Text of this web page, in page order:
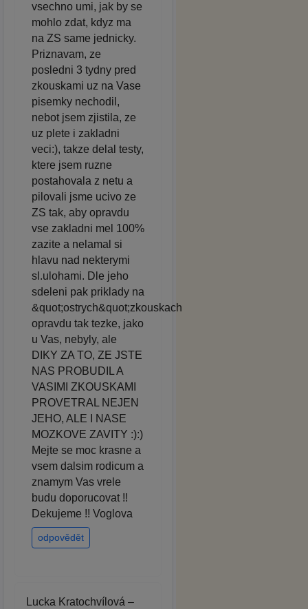
vsechno umi, jak by se
mohlo zdat, kdyz ma
na ZS same jednicky.
Priznavam, ze
posledni 3 tydny pred
zkouskami uz na Vase
pisemky nechodil,
nebot jsem zjistila, ze
uz plete i zakladni
veci:), takze delal testy,
ktere jsem ruzne
postahovala z netu a
pilovali jsme ucivo ze
ZS tak, aby opravdu
vse zakladni mel 100%
zazite a nelamal si
hlavu nad nekterymi
sl.ulohami. Dle jeho
sdeleni pak priklady na
&quot;ostrych&quot;zkouskach
opravdu tak tezke, jako
u Vas, nebyly, ale
DIKY ZA TO, ZE JSTE
NAS PROBUDIL A
VASIMI ZKOUSKAMI
PROVETRAL NEJEN
JEHO, ALE I NASE
MOZKOVE ZAVITY :):)
Mejte se moc krasne a
vsem dalsim rodicum a
znamym Vas vrele
budu doporucovat !!
Dekujeme !! Voglova
odpovědět
Lucka Kratochvílová –